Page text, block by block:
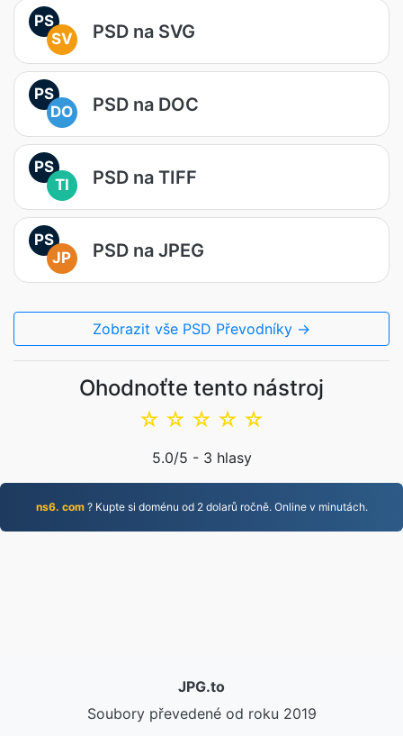
PS
SV
PSD na SVG
PS
DO
PSD na DOC
PS
TI
PSD na TIFF
PS
JP
PSD na JPEG
Zobrazit vše PSD Převodníky →
Ohodnoťte tento nástroj
☆
☆
☆
☆
☆
5.0/5 - 3 hlasy
ns6. com? Kupte si doménu od 2 dolarů ročně. Online v minutách.
JPG.to
Soubory převedené od roku 2019